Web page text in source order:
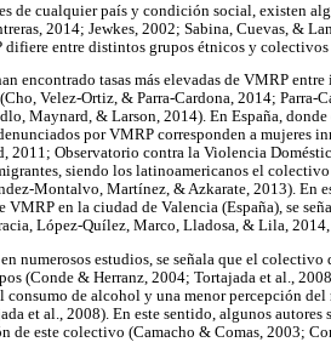
de cualquier país y condición social, existen
2014; Jewkes, 2002; Sabina, Cuevas, &
entre distintos grupos étnicos y colectivos
encontrado tasas más elevadas de VMRP
Velez-Ortiz, & Parra-Cardona, 2014;
Maynard, & Larson, 2014). En España,
por VMRP corresponden a mujeres
2011; Observatorio contra la Violencia
siendo los latinoamericanos el
Montalvo, Martínez, & Azkarate, 2013). En
VMRP en la ciudad de Valencia (España), se
López-Quílez, Marco, Lladosa, & Lila,
numerosos estudios, se señala que el
(Conde & Herranz, 2004; Tortajada et al.,
consumo de alcohol y una menor percepción
et al., 2008). En este sentido, algunos
de este colectivo (Camacho & Comas, 2003;